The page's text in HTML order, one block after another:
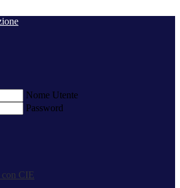
Nome Utente
Password
con CIE